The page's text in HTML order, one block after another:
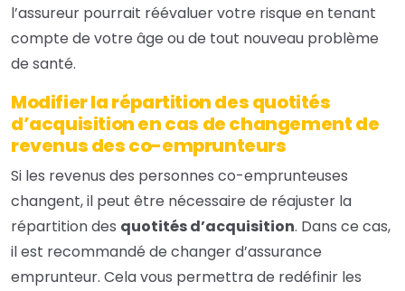
l’assureur pourrait réévaluer votre risque en tenant
compte de votre âge ou de tout nouveau problème
de santé.
Modifier la répartition desquotités
d’acquisitionen cas de changement de
revenus des co-emprunteurs
Si les revenus des personnes co-emprunteuses
changent, il peut être nécessaire de réajuster la
répartition des quotités d’acquisition. Dans ce cas,
il est recommandé de changer d’assurance
emprunteur. Cela vous permettra de redéfinir les